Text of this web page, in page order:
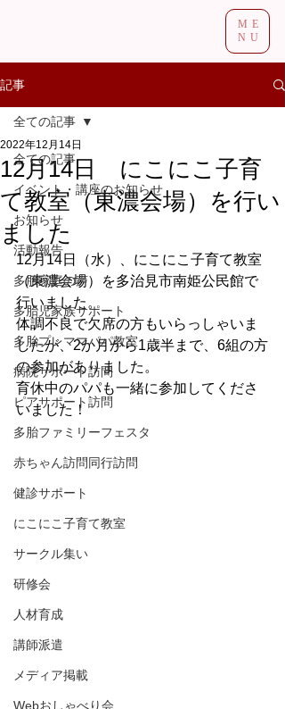
ME
NU
記事
全ての記事
イベント・講座のお知らせ
お知らせ
活動報告
多胎家庭の声
多胎児家族サポート
多胎プレママパパ教室
病院サポート訪問
ピアサポート訪問
多胎ファミリーフェスタ
赤ちゃん訪問同行訪問
健診サポート
にこにこ子育て教室
サークル集い
研修会
人材育成
講師派遣
メディア掲載
Webおしゃべり会
全ての記事
12月14日 にこにこ子育
て教室（東濃会場）を行い
ました
2022年12月14日
12月14日（水）、にこにこ子育て教室
（東濃会場）を多治見市南姫公民館で
行いました。
体調不良で欠席の方もいらっしゃいま
したが、2か月から1歳半まで、6組の方
の参加がありました。
育休中のパパも一緒に参加してくださ
いました！